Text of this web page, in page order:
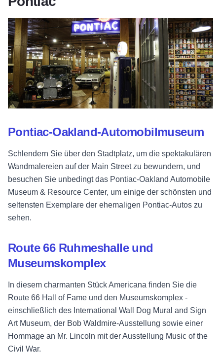
Pontiac-Oakland-Automobilmuseum
Schlendern Sie über den Stadtplatz, um die spektakulären
Wandmalereien auf der Main Street zu bewundern, und
besuchen Sie unbedingt das Pontiac-Oakland Automobile
Museum & Resource Center, um einige der schönsten und
seltensten Exemplare der ehemaligen Pontiac-Autos zu
sehen.
Route 66 Ruhmeshalle und
Museumskomplex
In diesem charmanten Stück Americana finden Sie die
Route 66 Hall of Fame und den Museumskomplex -
einschließlich des International Wall Dog Mural and Sign
Art Museum, der Bob Waldmire-Ausstellung sowie einer
Hommage an Mr. Lincoln mit der Ausstellung Music of the
Civil War.